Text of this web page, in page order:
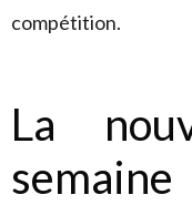
compétition.
La
semaine